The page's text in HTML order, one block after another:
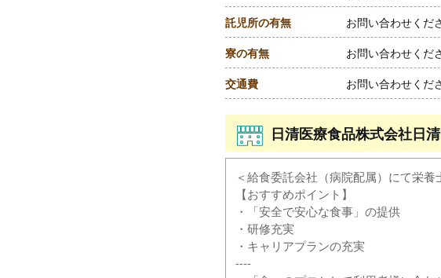
託児所の有無 お問い合わせくだ
寮の有無 お問い合わせくだ
交通費 お問い合わせくだ
日清医療食品株式会社日
＜給食委託会社（病院配属）にて栄養
【おすすめポイント】
・「安全で安心な食事」の提供
・研修充実
・キャリアプランの充実
----